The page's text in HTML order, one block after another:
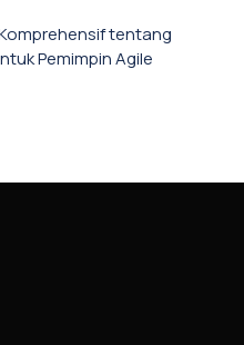
tentang
Pemimpin Agile